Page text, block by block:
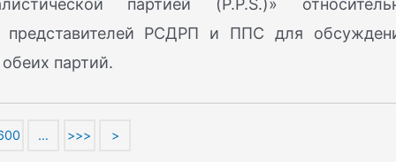
партией (P.P.S.)»
представителей РСДРП и ППС для
партий.
… >>> >